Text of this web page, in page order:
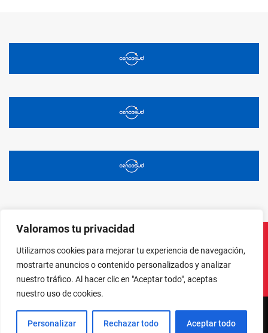
Valoramos tu privacidad
Utilizamos cookies para mejorar tu experiencia de navegación,
mostrarte anuncios o contenido personalizados y analizar
nuestro tráfico. Al hacer clic en "Aceptar todo", aceptas
nuestro uso de cookies.
Personalizar Rechazar todo Aceptar todo
InstagramFacebook
X LinkedInPinterestYouTube